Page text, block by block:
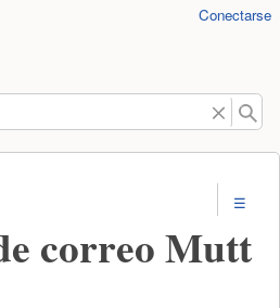
HerramientasConectarse
correo Mutt